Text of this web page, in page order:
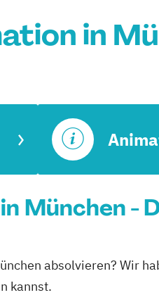
in
München -
absolvieren? Wir
kannst.